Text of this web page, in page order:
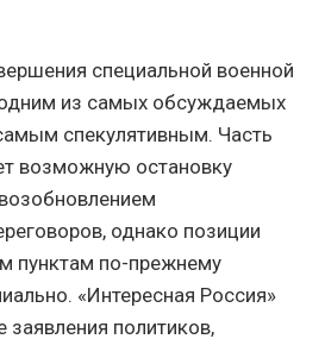
специальной военной
одним из самых обсуждаемых
спекулятивным. Часть
возможную остановку
однако позиции
пунктам по-прежнему
«Интересная Россия»
заявления политиков,